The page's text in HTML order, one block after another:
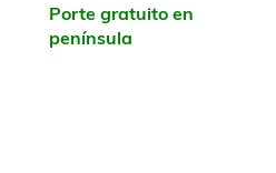
Porte gratuito en
península